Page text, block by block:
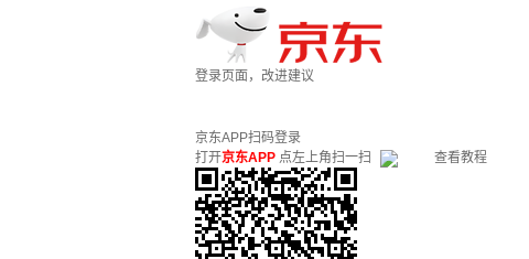
登录页面，改进建议
京东APP扫码登录
打开京东APP 点左上角扫一扫 查看教程